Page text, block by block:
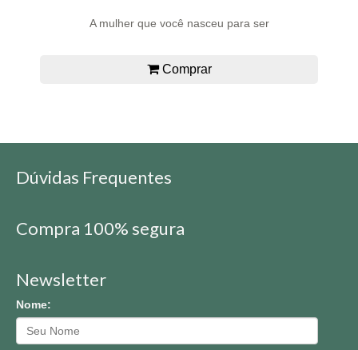
A mulher que você nasceu para ser
Comprar
Dúvidas Frequentes
Compra 100% segura
Newsletter
Nome: